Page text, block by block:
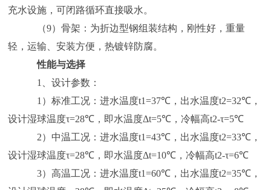
充水设施，可闭路循环直接吸水。
（9）骨架：为折边型钢组装结构，刚性好，重量
轻，运输、安装方便，热镀锌防腐。
性能与选择
1、设计参数：
1）标准工况：进水温度t1=37℃，出水温度t2=32℃，
设计湿球温度τ=28℃，即水温度Δt=5℃，冷幅高t2-τ=5℃
2）中温工况：进水温度t1=43℃，出水温度t2=33℃，
设计湿球温度τ=28℃，即水温度Δt=10℃，冷幅高t2-τ=6℃
3）高温工况：进水温度t1=60℃，出水温度t2=35℃，